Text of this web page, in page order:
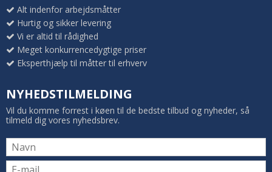
Alt indenfor arbejdsmåtter
Hurtig og sikker levering
Vi er altid til rådighed
Meget konkurrencedygtige priser
Eksperthjælp til måtter til erhverv
NYHEDSTILMELDING
Vil du komme forrest i køen til de bedste tilbud og nyheder, så
tilmeld dig vores nyhedsbrev.